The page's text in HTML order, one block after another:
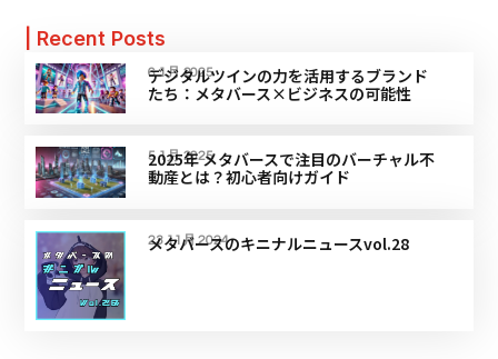
| Recent Posts
6 1月 2025
デジタルツインの力を活用するブランド
たち：メタバース×ビジネスの可能性
5 1月 2025
2025年 メタバースで注目のバーチャル不
動産とは？初心者向けガイド
23 11月 2024
メタバースのキニナルニュースvol.28